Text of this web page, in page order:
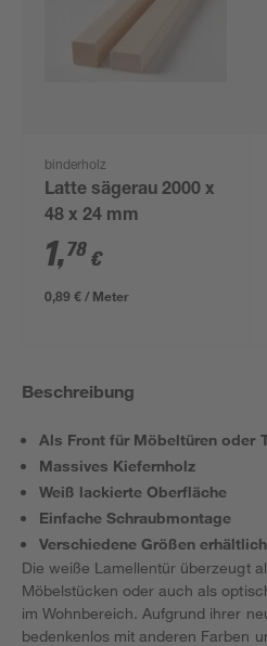
binderholz
Latte sägerau 2000 x
48 x 24 mm
1,78 €
0,89 € / Meter
Beschreibung
Als Front für Möbeltüren oder
Massives Kiefernholz
Weiß lackierte Oberfläche
Einfache Schraubmontage
Verschiedene Größen erhältlich
Die weiße Lamellentür überzeugt
Möbelstücken oder auch als
im Wohnbereich. Aufgrund ihrer
bedenkenlos mit anderen Farben